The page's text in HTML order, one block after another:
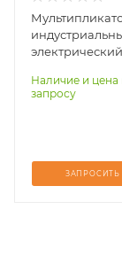
Наличие и цена
запросу
ЗАПРОСИТЬ